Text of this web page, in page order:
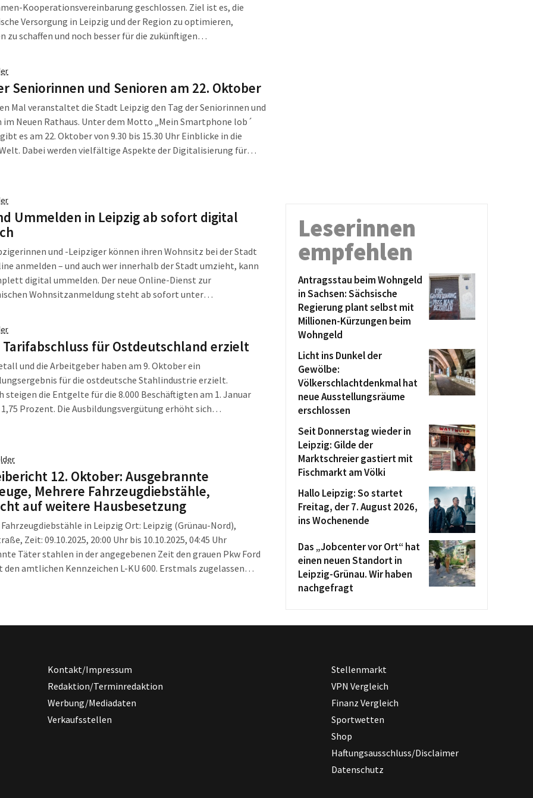
Kooperationsvereinbarung geschlossen. Ziel ist es, die
Versorgung in Leipzig und der Region zu optimieren,
zu schaffen und noch besser für die zukünftigen
in Leipzig. Damit […]
Seniorinnen und Senioren am 22. Oktober
Mal veranstaltet die Stadt Leipzig den Tag der Seniorinnen und
im Neuen Rathaus. Unter dem Motto „Mein Smartphone lob´
es am 22. Oktober von 9.30 bis 15.30 Uhr Einblicke in die
Dabei werden vielfältige Aspekte der Digitalisierung für
Ummelden in Leipzig ab sofort digital
und -Leipziger können ihren Wohnsitz bei der Stadt
anmelden – und auch wer innerhalb der Stadt umzieht, kann
digital ummelden. Der neue Online-Dienst zur
Wohnsitzanmeldung steht ab sofort unter
den Gang ins […]
Tarifabschluss für Ostdeutschland erzielt
und die Arbeitgeber haben am 9. Oktober ein
für die ostdeutsche Stahlindustrie erzielt.
steigen die Entgelte für die 8.000 Beschäftigten am 1. Januar
1,75 Prozent. Die Ausbildungsvergütung erhöht sich
12. Oktober: Ausgebrannte
Mehrere Fahrzeugdiebstähle,
auf weitere Hausbesetzung
in Leipzig Ort: Leipzig (Grünau-Nord),
Zeit: 09.10.2025, 20:00 Uhr bis 10.10.2025, 04:45 Uhr
Täter stahlen in der angegebenen Zeit den grauen Pkw Ford
den amtlichen Kennzeichen L-KU 600. Erstmals zugelassen
Leserinnen
empfehlen
Antragsstau beim Wohngeld
in Sachsen: Sächsische
Regierung plant selbst mit
Millionen-Kürzungen beim
Wohngeld
Licht ins Dunkel der
Gewölbe:
Völkerschlachtdenkmal hat
neue Ausstellungsräume
erschlossen
Seit Donnerstag wieder in
Leipzig: Gilde der
Marktschreier gastiert mit
Fischmarkt am Völki
Hallo Leipzig: So startet
Freitag, der 7. August 2026,
ins Wochenende
Das „Jobcenter vor Ort“ hat
einen neuen Standort in
Leipzig-Grünau. Wir haben
nachgefragt
Kontakt/Impressum
Redaktion/Terminredaktion
Werbung/Mediadaten
Verkaufsstellen
Stellenmarkt
VPN Vergleich
Finanz Vergleich
Sportwetten
Shop
Haftungsausschluss/Disclaimer
Datenschutz